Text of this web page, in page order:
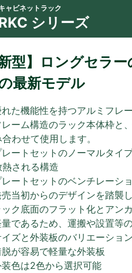
ャビネットラック
シリーズ
新型】ロングセラ
最新モデル
た機能性を持つアルミフレ
ーム構造のラック本体枠と
わせて使用します。
ートセットのノーマルタイ
される構造
ートセットのベンチレーシ
当初からのデザインを踏襲
ク底面のフラット化とアン
であるため、運搬や設置等
ズと外装板のバリエーショ
が容易で軽量な外装板
色は2色から選択可能